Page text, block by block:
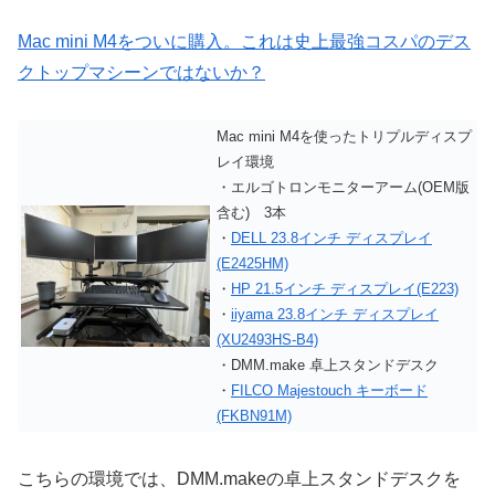
Mac mini M4をついに購入。これは史上最強コスパのデス
クトップマシーンではないか？
Mac mini M4を使ったトリプルディスプ
レイ環境
・エルゴトロンモニターアーム(OEM版
含む) 3本
・ DELL 23.8インチ ディスプレイ
(E2425HM)
・ HP 21.5インチ ディスプレイ(E223)
・ iiyama 23.8インチ ディスプレイ
(XU2493HS-B4)
・DMM.make 卓上スタンドデスク
・ FILCO Majestouch キーボード
(FKBN91M)
こちらの環境では、DMM.makeの卓上スタンドデスクを